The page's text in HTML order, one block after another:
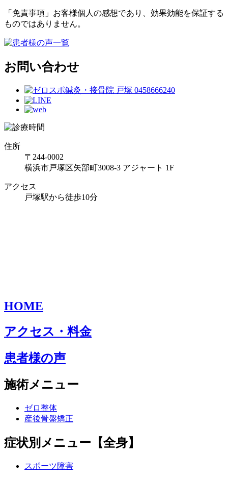
「免責事項」お客様個人の感想であり、効果効能を保証する
ものではありません。
お問い合わせ
住所
〒244-0002
横浜市戸塚区矢部町3008-3 アジャート 1F
アクセス
戸塚駅から徒歩10分
HOME
アクセス・料金
患者様の声
施術メニュー
ゼロ整体
産後骨盤矯正
症状別メニュー【全身】
スポーツ障害